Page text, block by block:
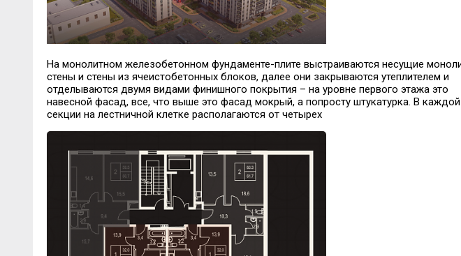
На монолитном железобетонном фундаменте-плите выстраиваются несущие
стены и стены из ячеистобетонных блоков, далее они закрываются утеплителем и
отделываются двумя видами финишного покрытия – на уровне первого этажа это
навесной фасад, все, что выше это фасад мокрый, а попросту штукатурка. В каждой
секции на лестничной клетке располагаются от четырех